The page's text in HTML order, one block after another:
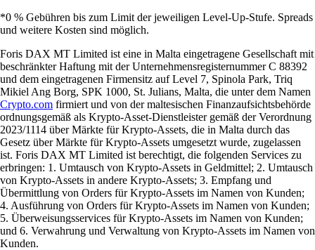
*0 % Gebühren bis zum Limit der jeweiligen Level-Up-Stufe. Spreads
und weitere Kosten sind möglich.
Foris DAX MT Limited ist eine in Malta eingetragene Gesellschaft mit
beschränkter Haftung mit der Unternehmensregisternummer C 88392
und dem eingetragenen Firmensitz auf Level 7, Spinola Park, Triq
Mikiel Ang Borg, SPK 1000, St. Julians, Malta, die unter dem Namen
Crypto.com firmiert und von der maltesischen Finanzaufsichtsbehörde
ordnungsgemäß als Krypto-Asset-Dienstleister gemäß der Verordnung
2023/1114 über Märkte für Krypto-Assets, die in Malta durch das
Gesetz über Märkte für Krypto-Assets umgesetzt wurde, zugelassen
ist. Foris DAX MT Limited ist berechtigt, die folgenden Services zu
erbringen: 1. Umtausch von Krypto-Assets in Geldmittel; 2. Umtausch
von Krypto-Assets in andere Krypto-Assets; 3. Empfang und
Übermittlung von Orders für Krypto-Assets im Namen von Kunden;
4. Ausführung von Orders für Krypto-Assets im Namen von Kunden;
5. Überweisungsservices für Krypto-Assets im Namen von Kunden;
und 6. Verwahrung und Verwaltung von Krypto-Assets im Namen von
Kunden.